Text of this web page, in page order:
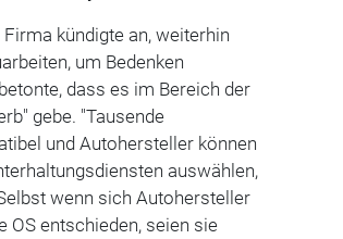
kündigte an, weiterhin
um Bedenken
dass es im Bereich der
gebe. "Tausende
und Autohersteller können
auswählen,
wenn sich Autohersteller
entschieden, seien sie